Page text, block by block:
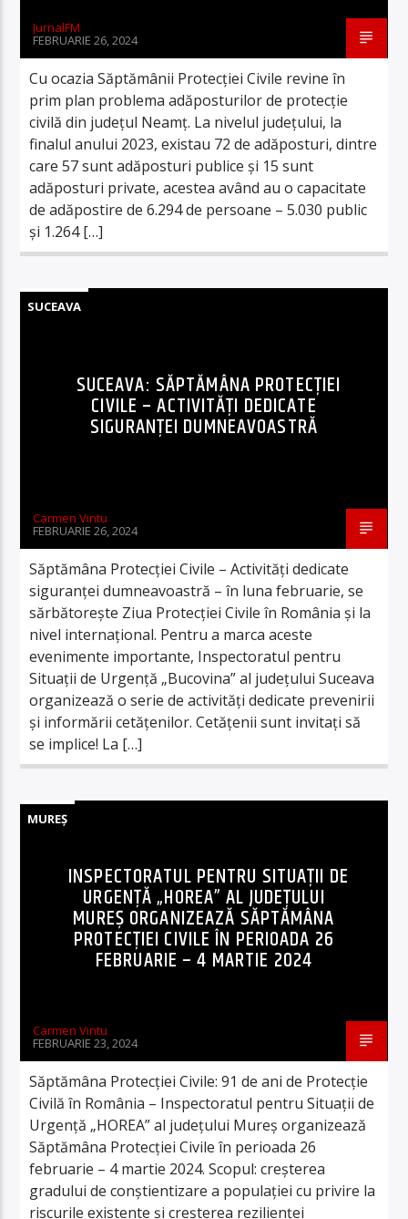
JurnalFM
FEBRUARIE 26, 2024
Cu ocazia Săptămânii Protecției Civile revine în
prim plan problema adăposturilor de protecție
civilă din județul Neamț. La nivelul județului, la
finalul anului 2023, existau 72 de adăposturi, dintre
care 57 sunt adăposturi publice și 15 sunt
adăposturi private, acestea având au o capacitate
de adăpostire de 6.294 de persoane – 5.030 public
și 1.264 […]
SUCEAVA
SUCEAVA: SĂPTĂMÂNA PROTECȚIEI
CIVILE – ACTIVITĂȚI DEDICATE
SIGURANȚEI DUMNEAVOASTRĂ
Carmen Vintu
FEBRUARIE 26, 2024
Săptămâna Protecției Civile – Activități dedicate
siguranței dumneavoastră – în luna februarie, se
sărbătorește Ziua Protecției Civile în România și la
nivel internațional. Pentru a marca aceste
evenimente importante, Inspectoratul pentru
Situații de Urgență „Bucovina” al județului Suceava
organizează o serie de activități dedicate prevenirii
și informării cetățenilor. Cetățenii sunt invitați să
se implice! La […]
MUREȘ
INSPECTORATUL PENTRU SITUAȚII DE
URGENȚĂ „HOREA” AL JUDEȚULUI
MUREȘ ORGANIZEAZĂ SĂPTĂMÂNA
PROTECȚIEI CIVILE ÎN PERIOADA 26
FEBRUARIE – 4 MARTIE 2024
Carmen Vintu
FEBRUARIE 23, 2024
Săptămâna Protecției Civile: 91 de ani de Protecție
Civilă în România – Inspectoratul pentru Situații de
Urgență „HOREA” al județului Mureș organizează
Săptămâna Protecției Civile în perioada 26
februarie – 4 martie 2024. Scopul: creșterea
gradului de conștientizare a populației cu privire la
riscurile existente și creșterea rezilienței